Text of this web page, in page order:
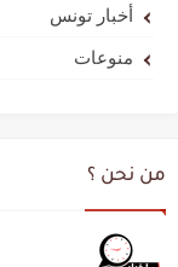
أخبار تونس
منوعات
من نحن ؟